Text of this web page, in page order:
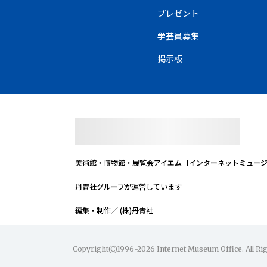
プレゼント
学芸員募集
掲示板
美術館・博物館・展覧会アイエム［インターネットミュージ
丹青社グループが運営しています
編集・制作／ (株)丹青社
Copyright(C)1996-2026 Internet Museum Office. All